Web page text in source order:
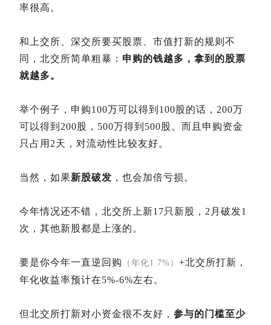
率很高。
和上交所、深交所要买股票、市值打新的规则不
同，北交所简单粗暴： 申购的钱越多，拿到的股票
就越多。
举个例子，申购100万可以得到100股的话，200万
可以得到200股，500万得到500股。而且申购资金
只占用2天，对流动性比较友好。
当然，如果新股破发 ，也会加倍亏损。
今年情况还不错，北交所上新17只新股，2月破发1
次，其他新股都是上涨的。
要是你今年一直逆回购 （年化1.7%） +北交所打新，
年化收益率预计在5%-6%左右。
但北交所打新对小资金很不友好， 参与的门槛至少